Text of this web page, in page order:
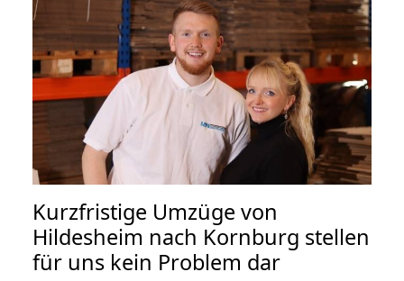
Kurzfristige Umzüge von
Hildesheim nach Kornburg stellen
für uns kein Problem dar